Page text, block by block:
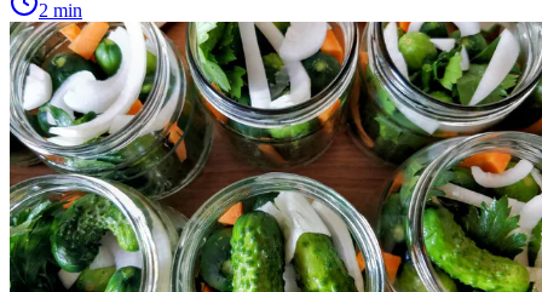
2 min